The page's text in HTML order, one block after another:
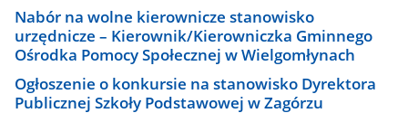
Nabór na wolne kierownicze stanowisko
urzędnicze – Kierownik/Kierowniczka Gminnego
Ośrodka Pomocy Społecznej w Wielgomłynach
Ogłoszenie o konkursie na stanowisko Dyrektora
Publicznej Szkoły Podstawowej w Zagórzu